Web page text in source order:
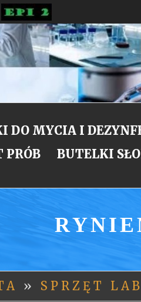
DO MYCIA I
PRÓB
BUTELKI
» SPRZĘT